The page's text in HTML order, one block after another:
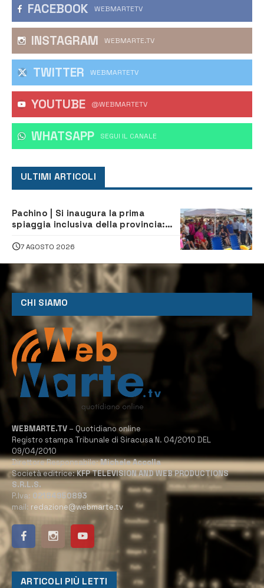
FACEBOOK WEBMARTETV
INSTAGRAM WEBMARTE.TV
TWITTER WEBMARTETV
YOUTUBE @WEBMARTETV
WHATSAPP ‎SEGUI IL CANALE
ULTIMI ARTICOLI
Pachino | Si inaugura la prima
spiaggia inclusiva della provincia:
tutti
7 AGOSTO 2026
CHI SIAMO
WEBMARTE.TV – Quotidiano online
Registro stampa Tribunale di Siracusa N. 04/2010 DEL
09/04/2010
Direttore Responsabile:Michele Accolla
Società editrice:KFP TELEVISION AND WEB PRODUCTIONS
S.R.L.S.
P.Iva: 02184950893
mail: redazione@webmarte.tv
ARTICOLI PIÙ LETTI